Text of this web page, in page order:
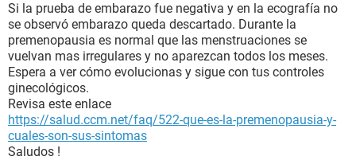
Si la prueba de embarazo fue negativa y en la ecografía no
se observó embarazo queda descartado. Durante la
premenopausia es normal que las menstruaciones se
vuelvan mas irregulares y no aparezcan todos los meses.
Espera a ver cómo evolucionas y sigue con tus controles
ginecológicos.
Revisa este enlace
https://salud.ccm.net/faq/522-que-es-la-premenopausia-y-
cuales-son-sus-sintomas
Saludos !